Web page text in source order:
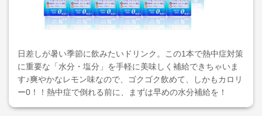
日差しが暑い季節に飲みたいドリンク。この1本で熱中症対策
に重要な「水分・塩分」を手軽に美味しく補給できちゃいま
す♪爽やかなレモン味なので、ゴクゴク飲めて、しかもカロリ
ー0！！熱中症で倒れる前に、まずは早めの水分補給を！